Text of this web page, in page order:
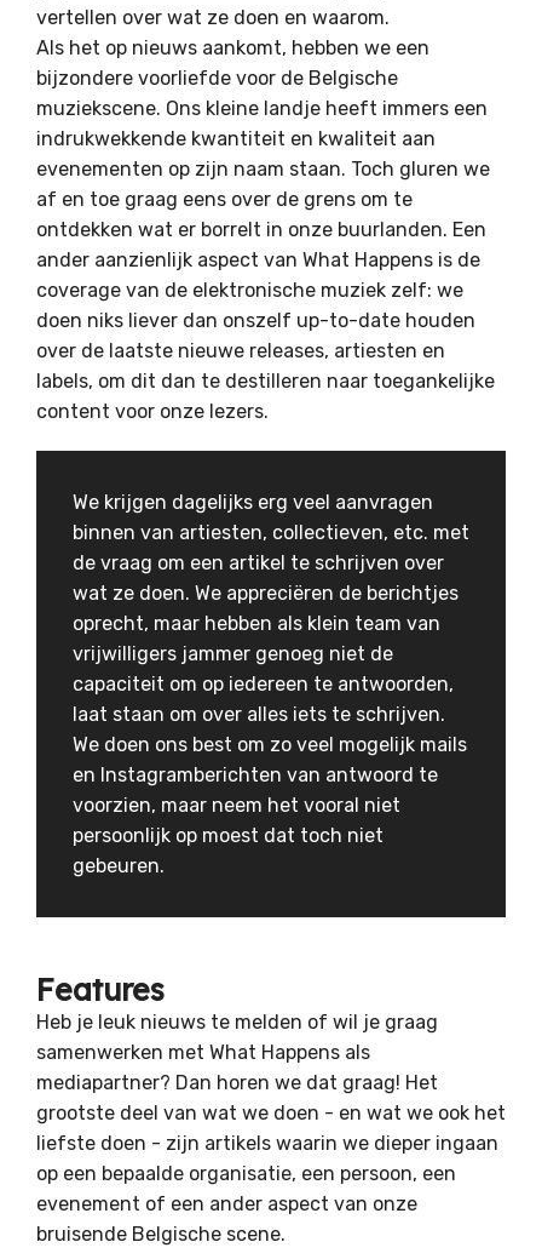
vertellen over wat ze doen en waarom.
Als het op nieuws aankomt, hebben we een
bijzondere voorliefde voor de Belgische
muziekscene. Ons kleine landje heeft immers een
indrukwekkende kwantiteit en kwaliteit aan
evenementen op zijn naam staan. Toch gluren we
af en toe graag eens over de grens om te
ontdekken wat er borrelt in onze buurlanden. Een
ander aanzienlijk aspect van What Happens is de
coverage van de elektronische muziek zelf: we
doen niks liever dan onszelf up-to-date houden
over de laatste nieuwe releases, artiesten en
labels, om dit dan te destilleren naar toegankelijke
content voor onze lezers.
We krijgen dagelijks erg veel aanvragen
binnen van artiesten, collectieven, etc. met
de vraag om een artikel te schrijven over
wat ze doen. We appreciëren de berichtjes
oprecht, maar hebben als klein team van
vrijwilligers jammer genoeg niet de
capaciteit om op iedereen te antwoorden,
laat staan om over alles iets te schrijven.
We doen ons best om zo veel mogelijk mails
en Instagramberichten van antwoord te
voorzien, maar neem het vooral niet
persoonlijk op moest dat toch niet
gebeuren.
Features
Heb je leuk nieuws te melden of wil je graag
samenwerken met What Happens als
mediapartner? Dan horen we dat graag! Het
grootste deel van wat we doen - en wat we ook het
liefste doen - zijn artikels waarin we dieper ingaan
op een bepaalde organisatie, een persoon, een
evenement of een ander aspect van onze
bruisende Belgische scene.